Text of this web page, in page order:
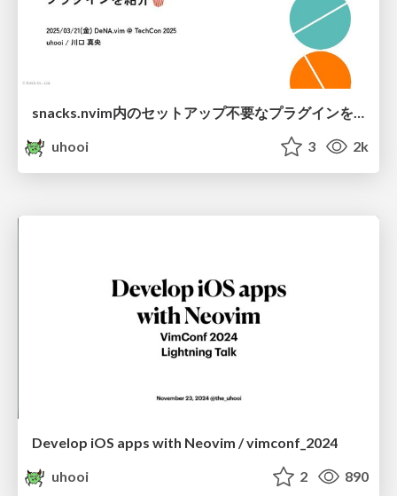
uhooi
3 2k
Develop iOS apps with Neovim / vimconf_2024
uhooi
2 890